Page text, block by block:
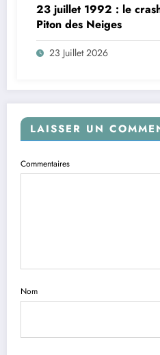
23 juillet 1992 : le
Piton des Neiges
23 Juillet 2026
LAISSER UN
Commentaires
Nom